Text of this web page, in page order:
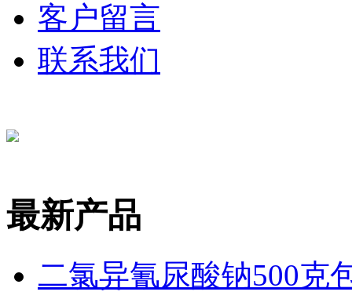
客户留言
联系我们
最新产品
二氯异氰尿酸钠500克